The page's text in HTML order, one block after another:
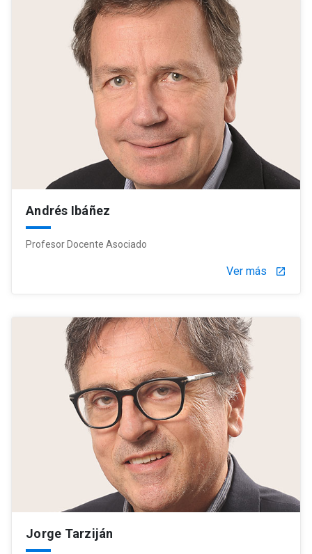
Andrés Ibáñez
Profesor Docente Asociado
Ver más launch
Jorge Tarziján